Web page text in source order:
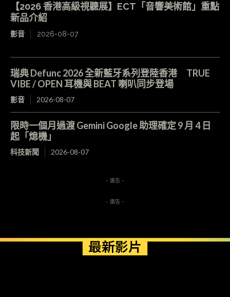
【2026 香港高級視聽展】ECT「音響美術館」重點
新品介紹
影音 2026-08-07
瑞典 Defunc 2026 全新藍牙系列登陸香港 TRUE
VIBE / OPEN 耳機與 BEAT 喇叭同步登場
影音 2026-08-07
限時一個月過渡 Gemini Google 助理確定 9 月 4 日
起「熄機」
科技新聞 2026-08-07
- 廣告 -
- 廣告 -
最新影片